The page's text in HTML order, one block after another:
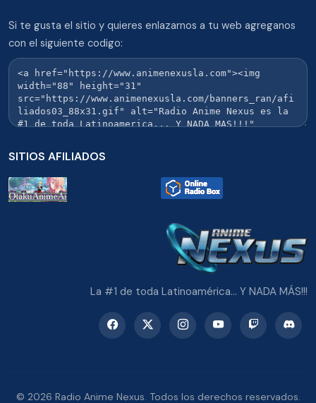
Si te gusta el sitio y quieres enlazarnos a tu web agreganos
con el siguiente codigo:
SITIOS AFILIADOS
La #1 de toda Latinoamérica... Y NADA MÁS!!!
© 2026 Radio Anime Nexus. Todos los derechos reservados.